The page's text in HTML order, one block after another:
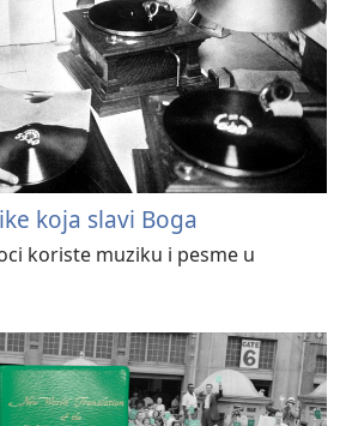
koja slavi Boga
koriste muziku i pesme u